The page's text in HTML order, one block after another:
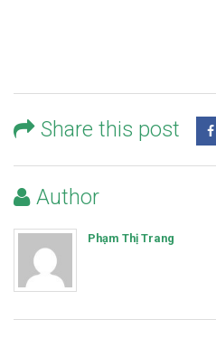
Share this post
Author
Phạm Thị Trang